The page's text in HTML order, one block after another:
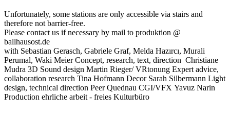
Unfortunately, some stations are only accessible via stairs and
therefore not barrier-free.
Please contact us if necessary by mail to produktion @
ballhausost.de
with Sebastian Gerasch, Gabriele Graf, Melda Hazırcı, Murali
Perumal, Waki MeierConcept, research, text, direction Christiane
Mudra 3D Sound design Martin Rieger/ VRtonung Expert advice,
collaboration research Tina Hofmann DecorSarah Silbermann Light
design, technical direction Peer Quednau CGI/VFX Yavuz Narin
Production ehrliche arbeit - freies Kulturbüro